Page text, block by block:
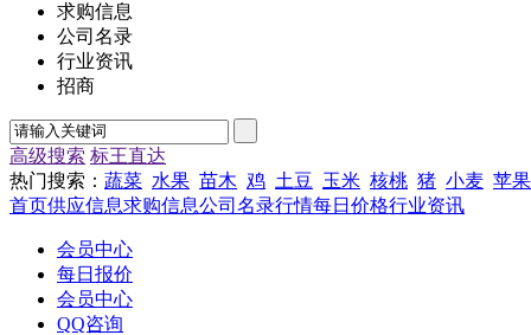
求购信息
公司名录
行业资讯
招商
高级搜索 标王直达
热门搜索： 蔬菜 水果 苗木 鸡 土豆 玉米 核桃 猪 小麦 苹果
首页供应信息求购信息公司名录行情每日价格行业资讯
会员中心
每日报价
会员中心
QQ咨询